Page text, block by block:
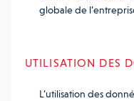
globale de
UTILISATION DES
L’utilisation des